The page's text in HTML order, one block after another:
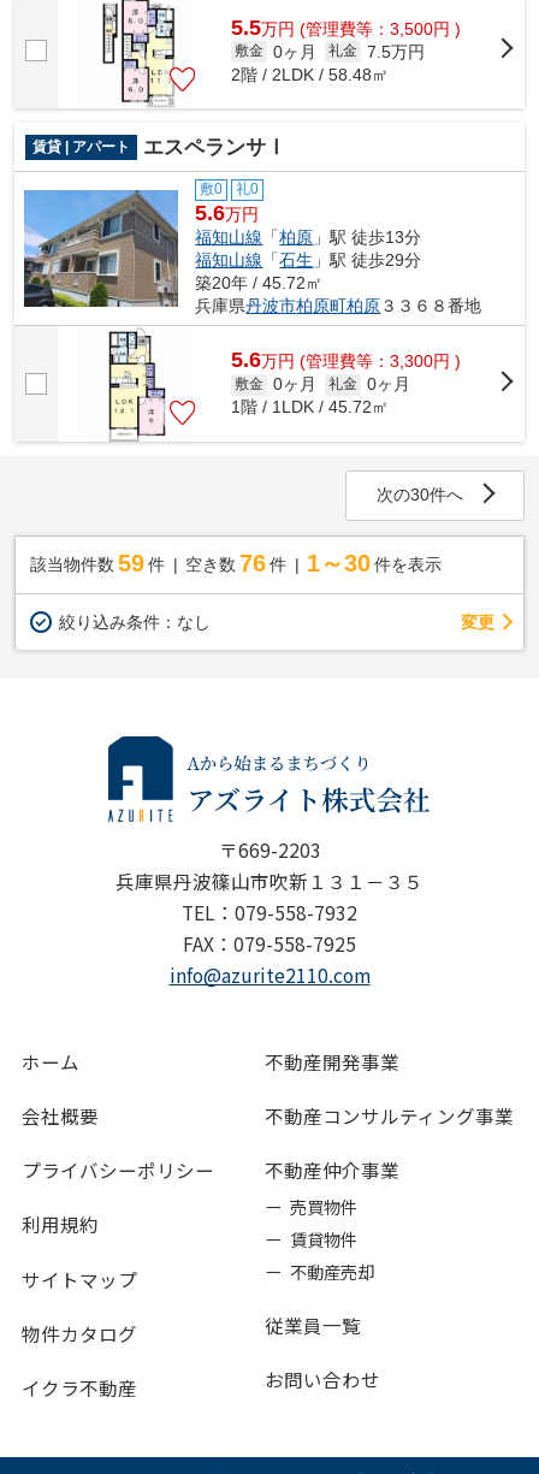
5.5万円 (管理費等：3,500円 )
敷金 0ヶ月 礼金 7.5万円
2階 / 2LDK / 58.48㎡
賃貸 | アパート エスペランサⅠ
敷0 礼0
5.6万円
福知山線 「柏原 」駅 徒歩13分
福知山線 「石生 」駅 徒歩29分
築20年 / 45.72㎡
兵庫県丹波市柏原町柏原３３６８番地
5.6万円 (管理費等：3,300円 )
敷金 0ヶ月 礼金 0ヶ月
1階 / 1LDK / 45.72㎡
次の30件へ
該当物件数 59件 空き数 76 件 1～30 件を表示
絞り込み条件： なし 変更
〒669-2203
兵庫県丹波篠山市吹新１３１－３５
TEL：079-558-7932
FAX：079-558-7925
info@azurite2110.com
ホーム
会社概要
プライバシーポリシー
利用規約
サイトマップ
物件カタログ
イクラ不動産
不動産開発事業
不動産コンサルティング事業
不動産仲介事業
ー 売買物件
ー 賃貸物件
ー 不動産売却
従業員一覧
お問い合わせ